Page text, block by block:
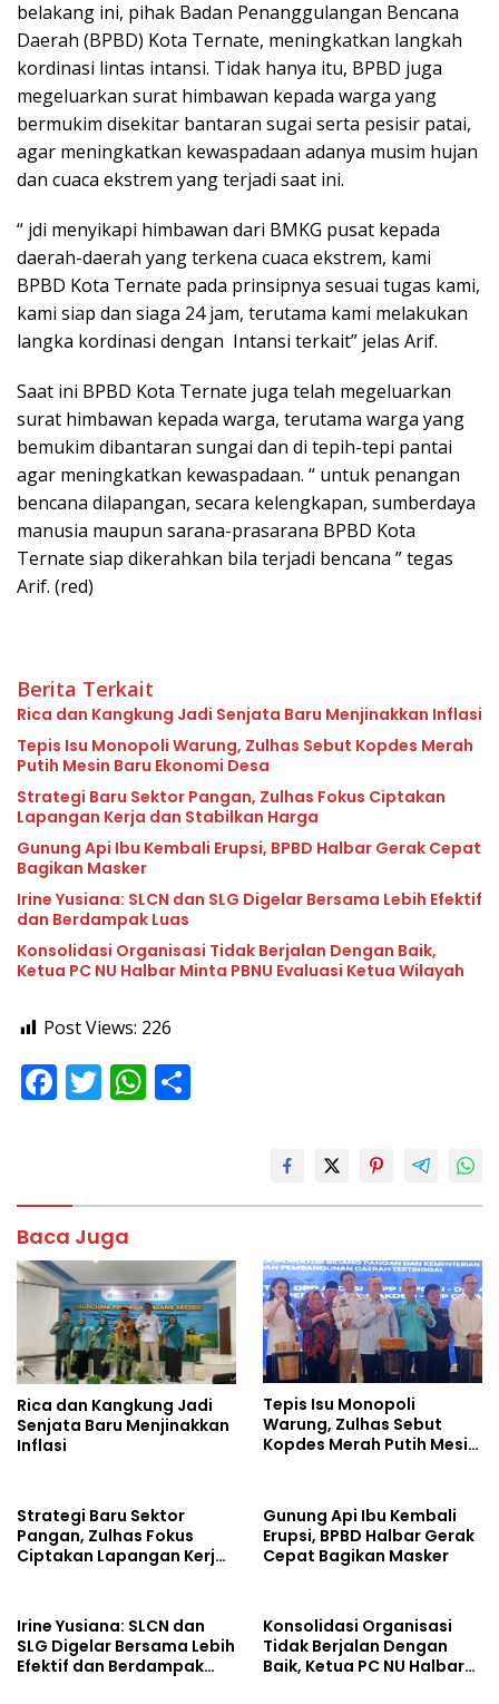
belakang ini, pihak Badan Penanggulangan Bencana
Daerah (BPBD) Kota Ternate, meningkatkan langkah
kordinasi lintas intansi. Tidak hanya itu, BPBD juga
megeluarkan surat himbawan kepada warga yang
bermukim disekitar bantaran sugai serta pesisir patai,
agar meningkatkan kewaspadaan adanya musim hujan
dan cuaca ekstrem yang terjadi saat ini.
“ jdi menyikapi himbawan dari BMKG pusat kepada
daerah-daerah yang terkena cuaca ekstrem, kami
BPBD Kota Ternate pada prinsipnya sesuai tugas kami,
kami siap dan siaga 24 jam, terutama kami melakukan
langka kordinasi dengan Intansi terkait” jelas Arif.
Saat ini BPBD Kota Ternate juga telah megeluarkan
surat himbawan kepada warga, terutama warga yang
bemukim dibantaran sungai dan di tepih-tepi pantai
agar meningkatkan kewaspadaan. “ untuk penangan
bencana dilapangan, secara kelengkapan, sumberdaya
manusia maupun sarana-prasarana BPBD Kota
Ternate siap dikerahkan bila terjadi bencana ” tegas
Arif. (red)
Berita Terkait
Rica dan Kangkung Jadi Senjata Baru Menjinakkan Inflasi
Tepis Isu Monopoli Warung, Zulhas Sebut Kopdes Merah
Putih Mesin Baru Ekonomi Desa
Strategi Baru Sektor Pangan, Zulhas Fokus Ciptakan
Lapangan Kerja dan Stabilkan Harga
Gunung Api Ibu Kembali Erupsi, BPBD Halbar Gerak Cepat
Bagikan Masker
Irine Yusiana: SLCN dan SLG Digelar Bersama Lebih Efektif
dan Berdampak Luas
Konsolidasi Organisasi Tidak Berjalan Dengan Baik,
Ketua PC NU Halbar Minta PBNU Evaluasi Ketua Wilayah
Post Views: 226
F
o
o
k
T W
p
p
Baca Juga
Rica dan Kangkung Jadi
Senjata Baru Menjinakkan
Inflasi
Tepis Isu Monopoli
Warung, Zulhas Sebut
Kopdes Merah Putih Mesin
Strategi Baru Sektor
Pangan, Zulhas Fokus
Ciptakan Lapangan Kerja
Gunung Api Ibu Kembali
Erupsi, BPBD Halbar Gerak
Cepat Bagikan Masker
Irine Yusiana: SLCN dan
SLG Digelar Bersama Lebih
Efektif dan Berdampak
Konsolidasi Organisasi
Tidak Berjalan Dengan
Baik, Ketua PC NU Halbar